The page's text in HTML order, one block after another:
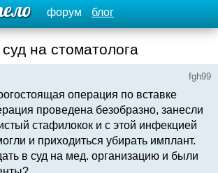
форум блог
на стоматолога
fgh99
операция по вставке
проведена безобразно, занесли
стафилокок и с этой инфекцией
и приходиться убирать имплант.
в суд на мед. организацию и были